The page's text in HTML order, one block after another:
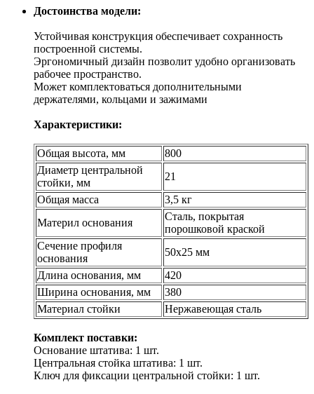
Достоинства модели:
Устойчивая конструкция обеспечивает сохранность
построенной системы.
Эргономичный дизайн позволит удобно организовать
рабочее пространство.
Может комплектоваться дополнительными
держателями, кольцами и зажимами
Характеристики:
Общая высота, мм
800
Диаметр центральной
стойки, мм
21
Общая масса
3,5 кг
Материл основания
Сталь, покрытая
порошковой краской
Сечение профиля
основания
50х25 мм
Длина основания, мм
420
Ширина основания, мм
380
Материал стойки
Нержавеющая сталь
Комплект поставки:
Основание штатива: 1 шт.
Центральная стойка штатива: 1 шт.
Ключ для фиксации центральной стойки: 1 шт.